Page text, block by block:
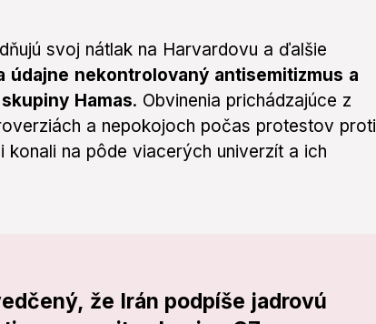
svoj nátlak na Harvardovu a ďalšie
údajne nekontrolovaný antisemitizmus a
Hamas. Obvinenia prichádzajúce z
a nepokojoch počas protestov proti
na pôde viacerých univerzít a ich
že Irán podpíše jadrovú